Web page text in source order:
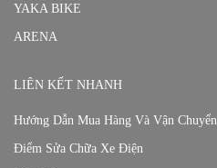
YAKA BIKE
ARENA
LIÊN KẾT NHANH
Hướng Dẫn Mua Hàng Và Vận Chuyển
Điểm Sửa Chữa Xe Điện